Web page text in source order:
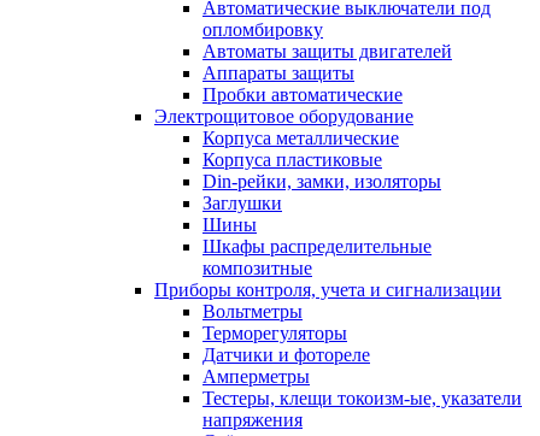
Автоматические выключатели под
опломбировку
Автоматы защиты двигателей
Аппараты защиты
Пробки автоматические
Электрощитовое оборудование
Корпуса металлические
Корпуса пластиковые
Din-рейки, замки, изоляторы
Заглушки
Шины
Шкафы распределительные
композитные
Приборы контроля, учета и сигнализации
Вольтметры
Терморегуляторы
Датчики и фотореле
Амперметры
Тестеры, клещи токоизм-ые, указатели
напряжения